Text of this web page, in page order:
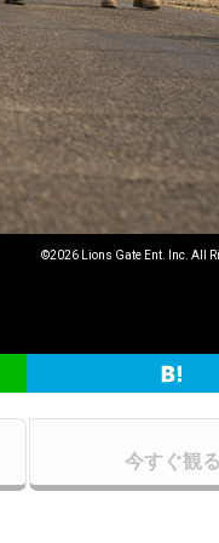
©2026 Lions Gate Ent. Inc. All
今すぐ観る